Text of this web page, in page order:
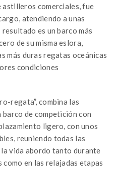
astilleros comerciales, fue
atendiendo a unas
es un barco más
de su misma eslora,
más duras regatas oceánicas
condiciones
regata”, combina las
de competición con
ligero, con unos
reuniendo todas las
vida abordo tanto durante
en las relajadas etapas